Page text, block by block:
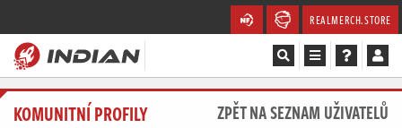
REALMERCH.STORE
Magazín
KOMUNITNÍ PROFILY ZPĚT NA SEZNAM UŽIVATELŮ